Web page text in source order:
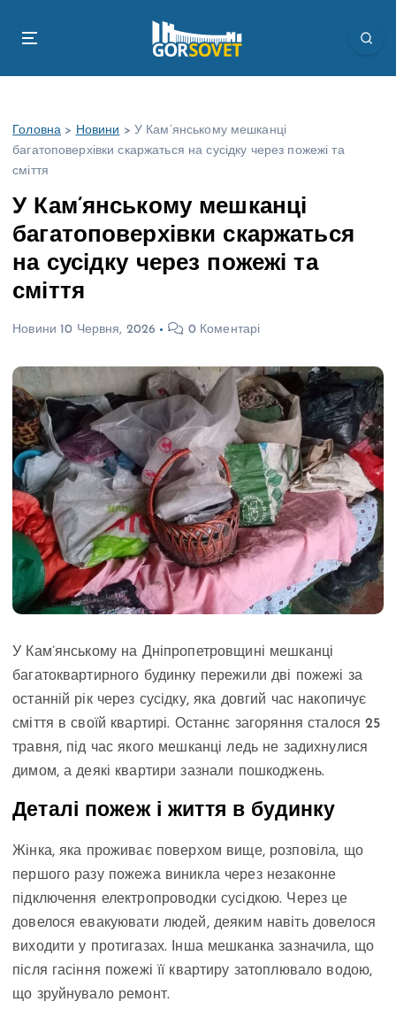
Головна > Новини > У Кам’янському мешканці
багатоповерхівки скаржаться на сусідку через пожежі та
сміття
У Кам’янському мешканці
багатоповерхівки скаржаться
на сусідку через пожежі та
сміття
Новини 10 Червня, 2026 0 Коментарі
У Кам’янському на Дніпропетровщині мешканці
багатоквартирного будинку пережили дві пожежі за
останній рік через сусідку, яка довгий час накопичує
сміття в своїй квартирі. Останнє загоряння сталося 25
травня, під час якого мешканці ледь не задихнулися
димом, а деякі квартири зазнали пошкоджень.
Деталі пожеж і життя в будинку
Жінка, яка проживає поверхом вище, розповіла, що
першого разу пожежа виникла через незаконне
підключення електропроводки сусідкою. Через це
довелося евакуювати людей, деяким навіть довелося
виходити у протигазах. Інша мешканка зазначила, що
після гасіння пожежі її квартиру затоплювало водою,
що зруйнувало ремонт.